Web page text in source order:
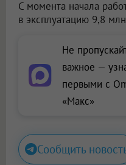
С момента начала
в эксплуатацию 9,8
Не
важное —
первыми с
«Макс»
Сообщить